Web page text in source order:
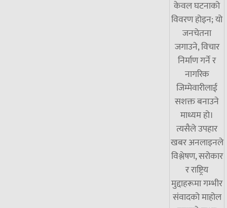
केवल घटनाको
विवरण होइन; यो
जनचेतना
जगाउने, विचार
निर्माण गर्ने र
नागरिक
जिम्मेवारीलाई
सशक्त बनाउने
माध्यम हो।
त्यसैले उपहार
खबर अनलाइनले
विश्लेषण, सरोकार
र राष्ट्रिय
मुद्दाहरूमा गम्भीर
संवादको माहोल